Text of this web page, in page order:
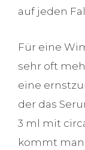
auf jeden
Für eine
sehr oft
eine
der das
3 ml mit
kommt